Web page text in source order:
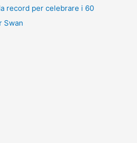
record per celebrare i 60
Swan